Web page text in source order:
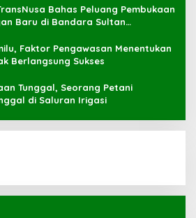
Bahas Peluang Pembukaan
Baru di Bandara Sultan
Faktor Pengawasan Menentukan
Berlangsung Sukses
Tunggal, Seorang Petani
di Saluran Irigasi